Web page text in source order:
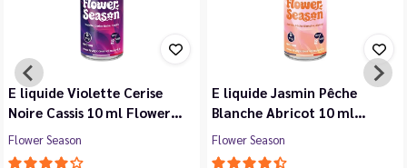
E liquide Violette Cerise
Noire Cassis 10 ml Flower…
Flower Season
E liquide Jasmin Pêche
Blanche Abricot 10 ml…
Flower Season